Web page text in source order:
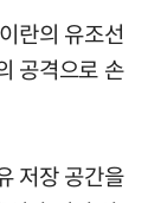
란의 유조선
공격으로 손
저장 공간을